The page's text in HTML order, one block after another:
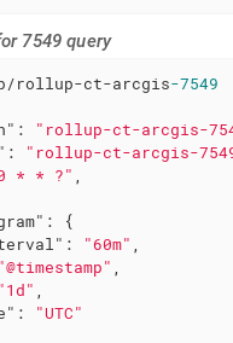
7549 query
rollup-ct-arcgis-7549
: "rollup-ct-arcgis-
: "rollup-ct-arcgis-
* * ?" ,
: {
: "60m" ,
"@timestamp" ,
"1d" ,
:
"UTC"